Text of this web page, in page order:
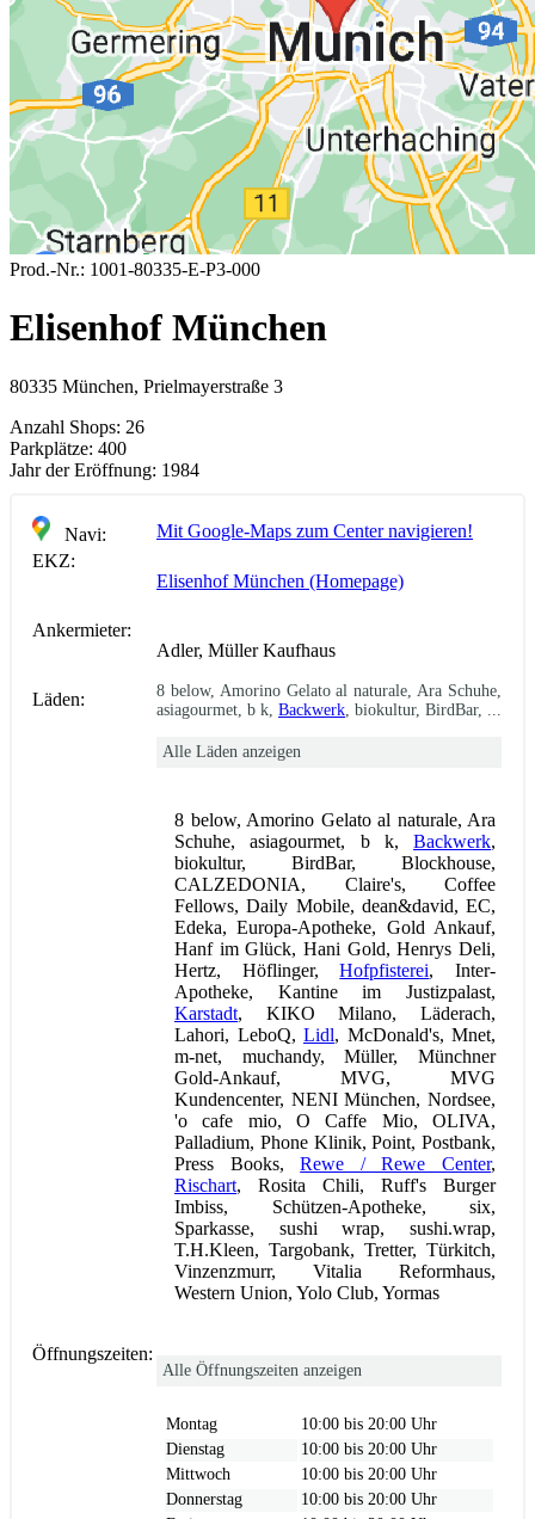
Prod.-Nr.: 1001-80335-E-P3-000
Elisenhof München
80335 München, Prielmayerstraße 3
Anzahl Shops: 26
Parkplätze: 400
Jahr der Eröffnung: 1984
Navi:
Mit Google-Maps zum Center navigieren!
EKZ:
Elisenhof München (Homepage)
Ankermieter:
Adler, Müller Kaufhaus
Läden:
8 below, Amorino Gelato al naturale, Ara Schuhe,
asiagourmet, b k, Backwerk , biokultur, BirdBar, ...
Alle Läden anzeigen
8 below, Amorino Gelato al naturale, Ara
Schuhe, asiagourmet, b k, Backwerk,
biokultur, BirdBar, Blockhouse,
CALZEDONIA, Claire's, Coffee
Fellows, Daily Mobile, dean&david, EC,
Edeka, Europa-Apotheke, Gold Ankauf,
Hanf im Glück, Hani Gold, Henrys Deli,
Hertz, Höflinger,Hofpfisterei, Inter-
Apotheke, Kantine im Justizpalast,
Karstadt, KIKO Milano, Läderach,
Lahori, LeboQ, Lidl, McDonald's, Mnet,
m-net, muchandy, Müller, Münchner
Gold-Ankauf, MVG, MVG
Kundencenter, NENI München, Nordsee,
'o cafe mio, O Caffe Mio, OLIVA,
Palladium, Phone Klinik, Point, Postbank,
Press Books,Rewe / Rewe Center,
Rischart, Rosita Chili, Ruff's Burger
Imbiss, Schützen-Apotheke, six,
Sparkasse, sushi wrap, sushi.wrap,
T.H.Kleen, Targobank, Tretter, Türkitch,
Vinzenzmurr, Vitalia Reformhaus,
Western Union, Yolo Club, Yormas
Öffnungszeiten:
Alle Öffnungszeiten anzeigen
Montag
10:00 bis 20:00 Uhr
Dienstag
10:00 bis 20:00 Uhr
Mittwoch
10:00 bis 20:00 Uhr
Donnerstag
10:00 bis 20:00 Uhr